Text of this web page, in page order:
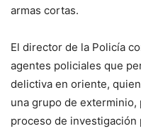
armas cortas.
El director de la Policía
agentes policiales que
delictiva en oriente,
una grupo de
proceso de investigación